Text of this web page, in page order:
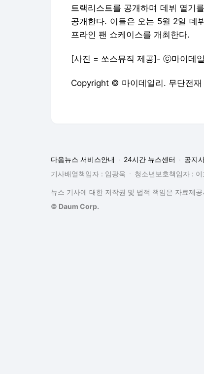
트랙리스트를 공개하며 데뷔 열기
공개한다. 이들은 오는 5월 2일 데
프라인 팬 쇼케이스를 개최한다.
[사진 = 쏘스뮤직 제공]- ⓒ마이데
Copyright © 마이데일리. 무단전재
다음뉴스 서비스안내 24시간 뉴스센터 공지
기사배열책임자 : 임광욱
청소년보호책임자 : 이
뉴스 기사에 대한 저작권 및 법적 책임은 자료제
© Daum Corp.